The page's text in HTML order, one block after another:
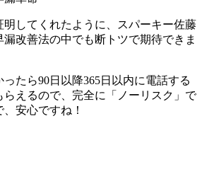
明してくれたように、スパーキー佐藤
漏改善法の中でも断トツで期待できま
たら90日以降365日以内に電話する
えるので、 完全に「ノーリスク」で
、安心ですね！